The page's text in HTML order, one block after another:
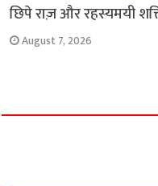
छिपे राज़ और रहस्यमयी
August 7, 2026